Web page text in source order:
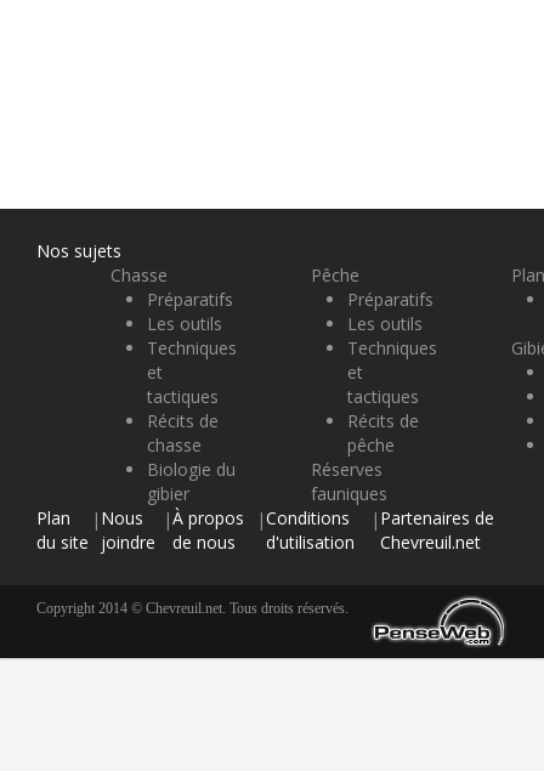
Nos sujets
Chasse
Préparatifs
Les outils
Techniques
et
tactiques
Récits de
chasse
Biologie du
gibier
Pêche
Préparatifs
Les outils
Techniques
et
tactiques
Récits de
pêche
Réserves
fauniques
Plan
du site
| Nous
joindre
|À propos
de nous
|Conditions
d'utilisation
| Partenaires de
Chevreuil.net
Copyright 2014 © Chevreuil.net. Tous droits réservés.